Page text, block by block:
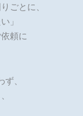
ごとに、
」
頼に
、